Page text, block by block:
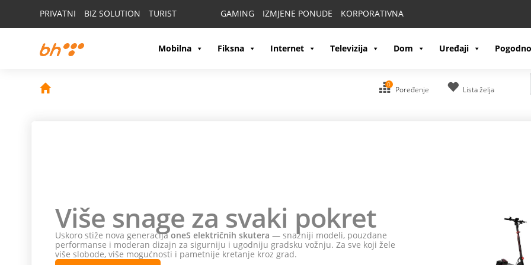
PRIVATNI BIZ SOLUTION TURIST GAMING IZMJENE PONUDE KORPORATIVNA
Mobilna Fiksna Internet Televizija Dom Uređaji
0
Poređenje Lista želja
Više snage za svaki pokret
Uskoro stiže nova generacijaoneS električnih skutera — snažniji modeli, pouzdane
performanse i moderan dizajn za sigurniju i ugodniju gradsku vožnju. Za sve koji žele
više slobode, više mogućnosti i pametnije kretanje kroz grad.